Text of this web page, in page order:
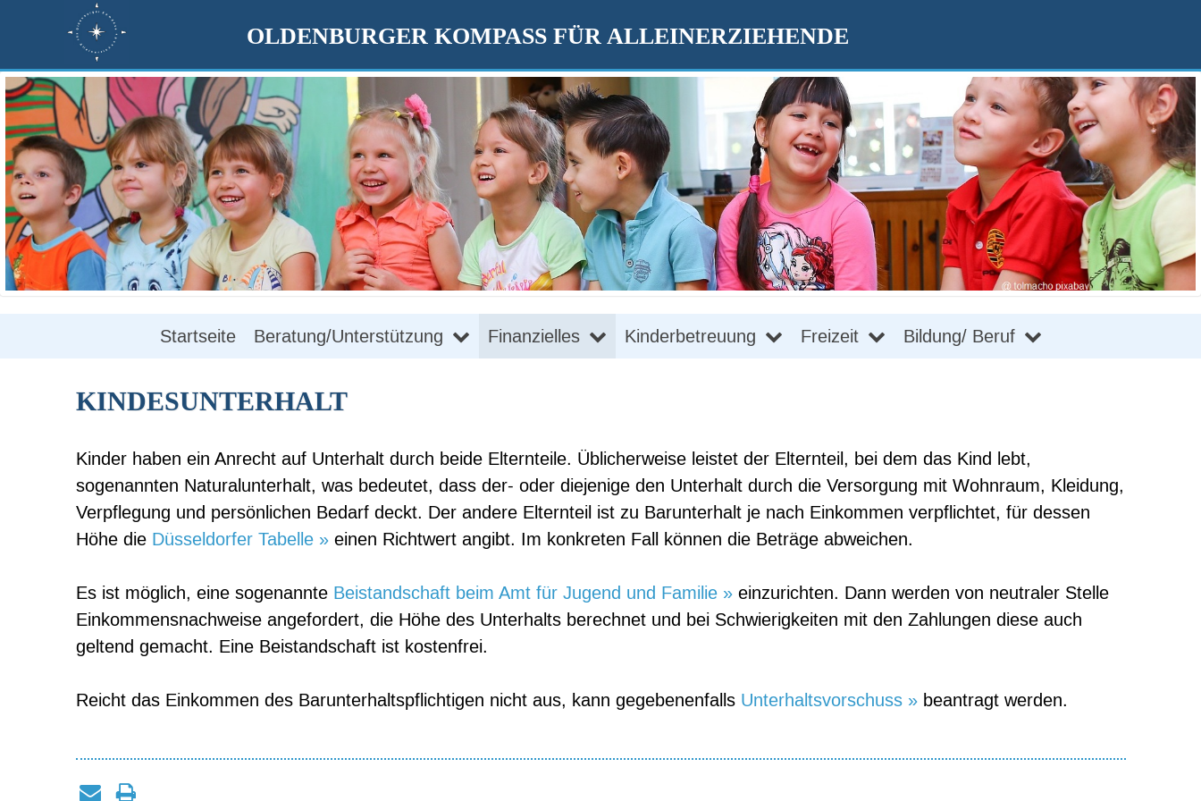
OLDENBURGER KOMPASS FÜR ALLEINERZIEHENDE
Startseite Beratung/Unterstützung Finanzielles Kinderbetreuung Freizeit Bildung/ Beruf
KINDESUNTERHALT
Kinder haben ein Anrecht auf Unterhalt durch beide Elternteile. Üblicherweise leistet der Elternteil, bei dem das Kind lebt,
sogenannten Naturalunterhalt, was bedeutet, dass der- oder diejenige den Unterhalt durch die Versorgung mit Wohnraum, Kleidung,
Verpflegung und persönlichen Bedarf deckt. Der andere Elternteil ist zu Barunterhalt je nach Einkommen verpflichtet, für dessen
Höhe die Düsseldorfer Tabelle » einen Richtwert angibt. Im konkreten Fall können die Beträge abweichen.
Es ist möglich, eine sogenannte Beistandschaft beim Amt für Jugend und Familie » einzurichten. Dann werden von neutraler Stelle
Einkommensnachweise angefordert, die Höhe des Unterhalts berechnet und bei Schwierigkeiten mit den Zahlungen diese auch
geltend gemacht. Eine Beistandschaft ist kostenfrei.
Reicht das Einkommen des Barunterhaltspflichtigen nicht aus, kann gegebenenfalls Unterhaltsvorschuss »beantragt werden.